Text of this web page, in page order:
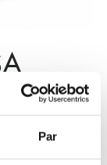
Par